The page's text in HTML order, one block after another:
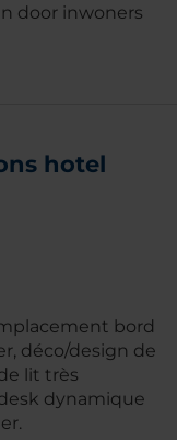
door inwoners
hotel
bord
déco/design de
lit très
dynamique